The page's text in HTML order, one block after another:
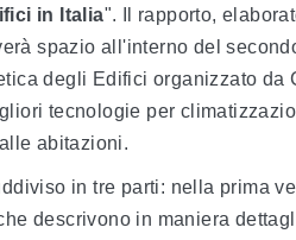
in Italia". Il rapporto,
spazio all'interno del
degli Edifici organizzato da
tecnologie per
abitazioni.
in tre parti: nella prima
descrivono in maniera